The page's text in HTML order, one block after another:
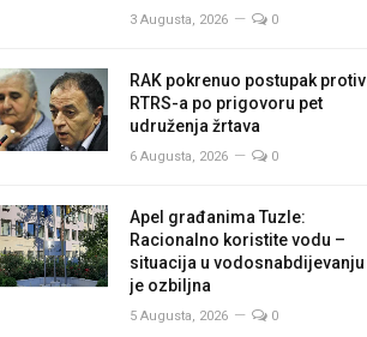
3 Augusta, 2026 0
RAK pokrenuo postupak protiv
RTRS-a po prigovoru pet
udruženja žrtava
6 Augusta, 2026 0
Apel građanima Tuzle:
Racionalno koristite vodu –
situacija u vodosnabdijevanju
je ozbiljna
5 Augusta, 2026 0